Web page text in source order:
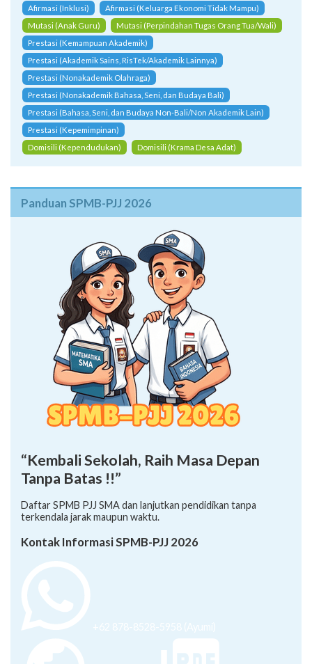
Afirmasi (Inklusi)
Afirmasi (Keluarga Ekonomi Tidak Mampu)
Mutasi (Anak Guru)
Mutasi (Perpindahan Tugas Orang Tua/Wali)
Prestasi (Kemampuan Akademik)
Prestasi (Akademik Sains, RisTek/Akademik Lainnya)
Prestasi (Nonakademik Olahraga)
Prestasi (Nonakademik Bahasa, Seni, dan Budaya Bali)
Prestasi (Bahasa, Seni, dan Budaya Non-Bali/Non Akademik Lain)
Prestasi (Kepemimpinan)
Domisili (Kependudukan)
Domisili (Krama Desa Adat)
Panduan SPMB-PJJ 2026
“Kembali Sekolah, Raih Masa Depan
Tanpa Batas !!”
Daftar SPMB PJJ SMA dan lanjutkan pendidikan tanpa
terkendala jarak maupun waktu.
Kontak Informasi SPMB-PJJ 2026
+62 878-8528-5958 (Ayumi)